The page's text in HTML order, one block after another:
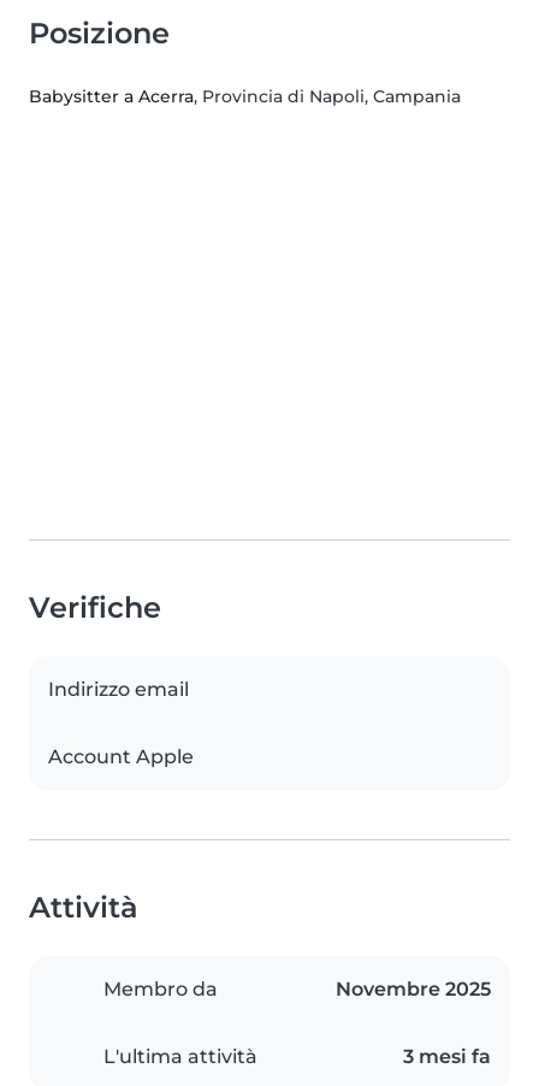
Posizione
Babysitter a Acerra, Provincia di Napoli, Campania
Verifiche
Indirizzo email
Account Apple
Attività
Membro da Novembre 2025
L'ultima attività 3 mesi fa